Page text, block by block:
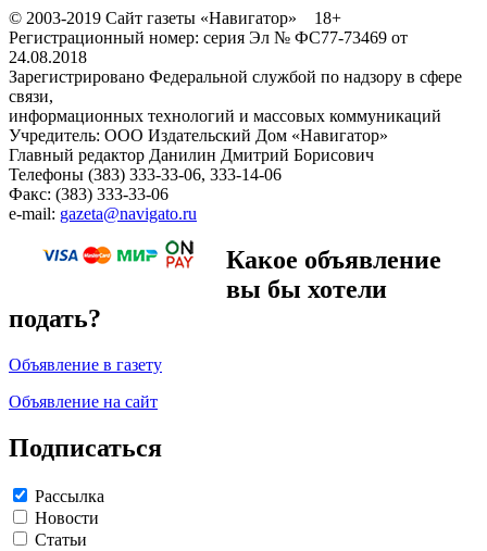
© 2003-2019 Сайт газеты «Навигатор» 18+
Регистрационный номер: серия Эл № ФС77-73469 от
24.08.2018
Зарегистрировано Федеральной службой по надзору в сфере
связи,
информационных технологий и массовых коммуникаций
Учредитель: ООО Издательский Дом «Навигатор»
Главный редактор Данилин Дмитрий Борисович
Телефоны (383) 333-33-06, 333-14-06
Факс: (383) 333-33-06
e-mail: gazeta@navigato.ru
Какое объявление
вы бы хотели
подать?
Объявление в газету
Объявление на сайт
Подписаться
Рассылка
Новости
Статьи